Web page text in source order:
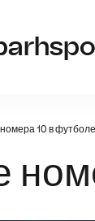
10 в футболе